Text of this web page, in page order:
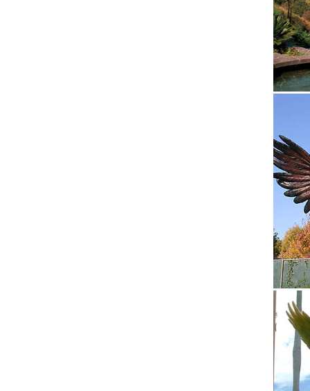
живет?
одно
Собака
В
купить